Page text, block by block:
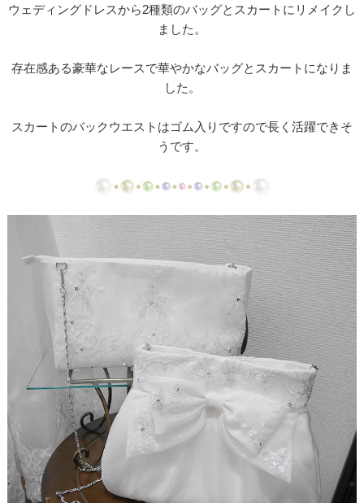
【ドレスリメイク】ふんわりチュールのベビードレ
【ドレスリメイク】ミカドサテンのベビードレスⅠ
【ドレスリメイク】レースとチュールのふんわりベ
【ドレスリメイク】カラードレスリメイクのベビー
ドレス
【ドレスリメイク】体重ベアドレスとバッグ
【ドレスリメイク】お花のアクセサリーボックス
【ドレス・タキシードリメイク】フレーム型ミニチ
ュアと日傘
【ドレスリメイク】スカートとショールとコサージ
【ドレスリメイク】レースのベビードレスと1/4ミニ
チュアドレス
【ドレスリメイク】ラビットペアのドレス＆タキシ
ウェディングドレスから2種類のバッグとスカートにリメイクし
ました。
存在感ある豪華なレースで華やかなバッグとスカートになりま
した。
スカートのバックウエストはゴム入りですので長く活躍できそ
うです。